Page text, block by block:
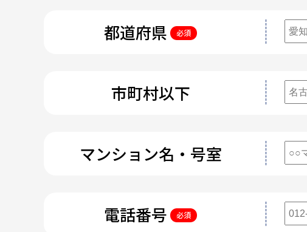
都道府県 必須
市町村以下
マンション名・号室
電話番号 必須